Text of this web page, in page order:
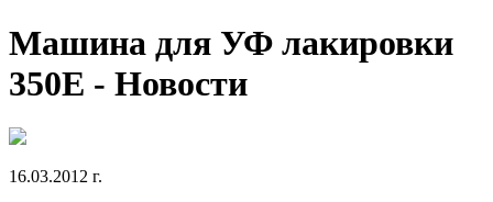
Машина для УФ лакировки
350E - Новости
16.03.2012 г.